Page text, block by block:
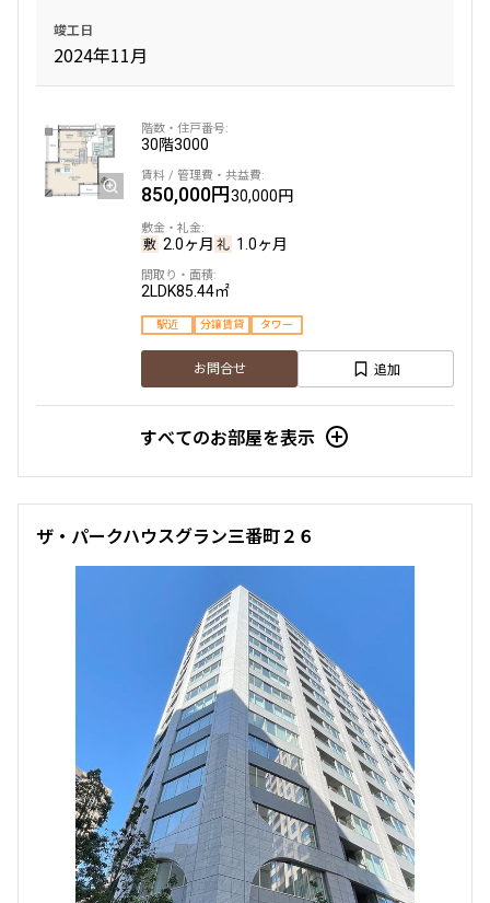
7階 ７０４
338,000円20,000円
1.0ヶ月
2LDK+WIC+SIC
お問合せ 追加
8階 ８０２
1.0ヶ月 無
1LDK+WIC+SIC45.57㎡
三井の賃貸 ペット可 タワー
お問合せ
9階９０１
365,000円20,000円
1.0ヶ月 無
竣工日
2024年11月
30階3000
850,000円30,000円
2.0ヶ月 1.0ヶ月
2LDK85.44㎡
駅近 分譲賃貸 タワー
お問合せ 追加
すべてのお部屋を表示
ザ・パークハウスグラン三番町２６